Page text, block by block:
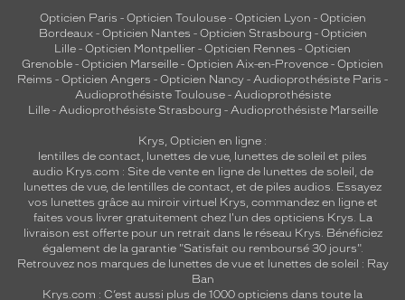
Opticien Paris - Opticien Toulouse- Opticien Lyon - Opticien
Bordeaux- Opticien Nantes - Opticien Strasbourg - Opticien
Lille - Opticien Montpellier - Opticien Rennes - Opticien
Grenoble - Opticien Marseille - Opticien Aix-en-Provence - Opticien
Reims - Opticien Angers - Opticien Nancy - Audioprothésiste Paris -
Audioprothésiste Toulouse- Audioprothésiste
Lille- Audioprothésiste Strasbourg - Audioprothésiste Marseille
Krys, Opticien en ligne :
lentilles de contact, lunettes de vue, lunettes de soleil et piles
audio Krys.com : Site de vente en ligne de lunettes de soleil, de
lunettes de vue, de lentilles de contact, et de piles audios. Essayez
vos lunettes grâce au miroir virtuel Krys, commandez en ligne et
faites vous livrer gratuitement chez l'un des opticiens Krys. La
livraison est offerte pour un retrait dans le réseau Krys. Bénéficiez
également de la garantie "Satisfait ou remboursé 30 jours".
Retrouvez nos marques de lunettes de vue et lunettes de soleil : Ray
Ban
Krys.com : C’est aussi plus de 1000 opticiens dans toute la